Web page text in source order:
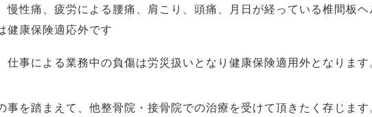
痛、疲労による腰痛、肩こり、頭痛、月日が経っている椎間板ヘ
健康保険適応外です
による業務中の負傷は労災扱いとなり健康保険適用外となります
事を踏まえて、他整骨院・接骨院での治療を受けて頂きたく存じま